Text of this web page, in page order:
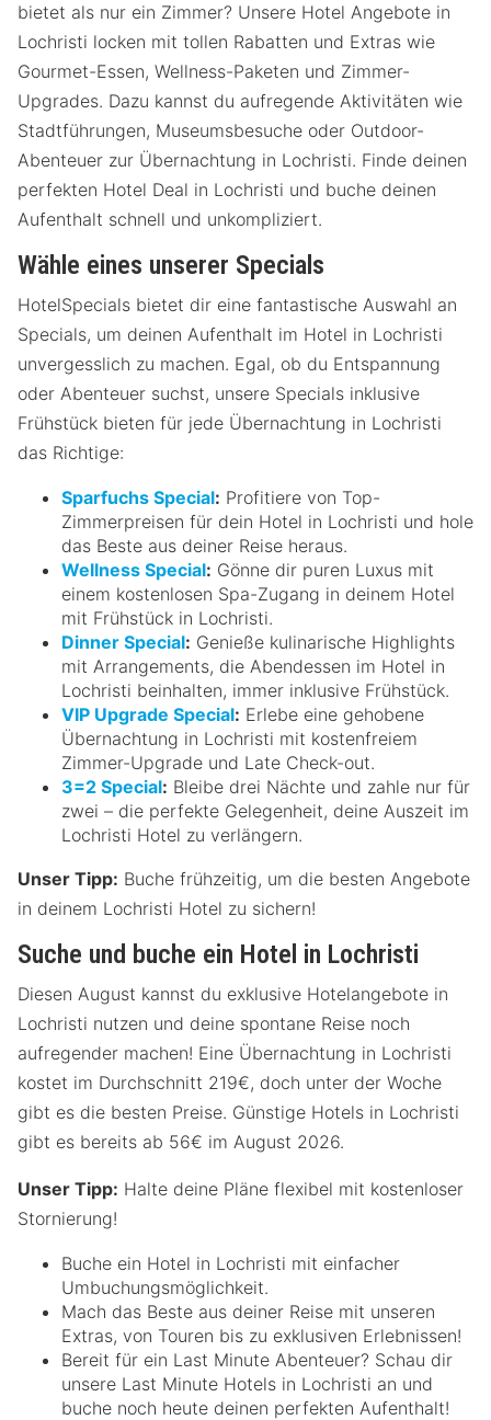
bietet als nur ein Zimmer? Unsere Hotel Angebote in
Lochristi locken mit tollen Rabatten und Extras wie
Gourmet-Essen, Wellness-Paketen und Zimmer-
Upgrades. Dazu kannst du aufregende Aktivitäten wie
Stadtführungen, Museumsbesuche oder Outdoor-
Abenteuer zur Übernachtung in Lochristi. Finde deinen
perfekten Hotel Deal in Lochristi und buche deinen
Aufenthalt schnell und unkompliziert.
Wähle eines unserer Specials
HotelSpecials bietet dir eine fantastische Auswahl an
Specials, um deinen Aufenthalt im Hotel in Lochristi
unvergesslich zu machen. Egal, ob du Entspannung
oder Abenteuer suchst, unsere Specials inklusive
Frühstück bieten für jede Übernachtung in Lochristi
das Richtige:
Sparfuchs Special: Profitiere von Top-
Zimmerpreisen für dein Hotel in Lochristi und hole
das Beste aus deiner Reise heraus.
Wellness Special: Gönne dir puren Luxus mit
einem kostenlosen Spa-Zugang in deinem Hotel
mit Frühstück in Lochristi.
Dinner Special: Genieße kulinarische Highlights
mit Arrangements, die Abendessen im Hotel in
Lochristi beinhalten, immer inklusive Frühstück.
VIP Upgrade Special: Erlebe eine gehobene
Übernachtung in Lochristi mit kostenfreiem
Zimmer-Upgrade und Late Check-out.
3=2 Special: Bleibe drei Nächte und zahle nur für
zwei – die perfekte Gelegenheit, deine Auszeit im
Lochristi Hotel zu verlängern.
Unser Tipp: Buche frühzeitig, um die besten Angebote
in deinem Lochristi Hotel zu sichern!
Suche und buche ein Hotel in Lochristi
Diesen August kannst du exklusive Hotelangebote in
Lochristi nutzen und deine spontane Reise noch
aufregender machen! Eine Übernachtung in Lochristi
kostet im Durchschnitt 219€, doch unter der Woche
gibt es die besten Preise. Günstige Hotels in Lochristi
gibt es bereits ab 56€ im August 2026.
Unser Tipp: Halte deine Pläne flexibel mit kostenloser
Stornierung!
Buche ein Hotel in Lochristi mit einfacher
Umbuchungsmöglichkeit.
Mach das Beste aus deiner Reise mit unseren
Extras, von Touren bis zu exklusiven Erlebnissen!
Bereit für ein Last Minute Abenteuer? Schau dir
unsere Last Minute Hotels in Lochristi an und
buche noch heute deinen perfekten Aufenthalt!